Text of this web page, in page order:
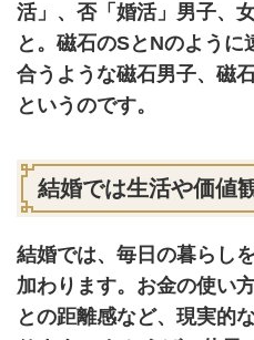
活」、否「婚活」男子、
と。磁石のSとNのように
合うような磁石男子、磁
というのです。
結婚では生活や価値
結婚では、毎日の暮らし
加わります。お金の使い
との距離感など、現実的